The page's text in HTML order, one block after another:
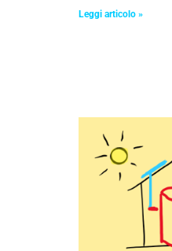
Leggi articolo »